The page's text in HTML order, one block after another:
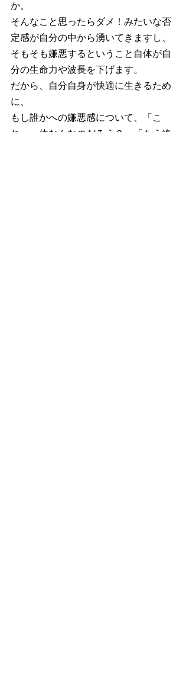
か。
そんなこと思ったらダメ！みたいな否
定感が自分の中から湧いてきますし、
そもそも嫌悪するということ自体が自
分の生命力や波長を下げます。
だから、自分自身が快適に生きるため
に、
もし誰かへの嫌悪感について、「こ
れ、一体なんなのだろう？」「もう終